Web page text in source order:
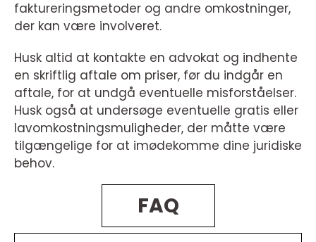
faktureringsmetoder og andre omkostninger,
der kan være involveret.
Husk altid at kontakte en advokat og indhente
en skriftlig aftale om priser, før du indgår en
aftale, for at undgå eventuelle misforståelser.
Husk også at undersøge eventuelle gratis eller
lavomkostningsmuligheder, der måtte være
tilgængelige for at imødekomme dine juridiske
behov.
FAQ